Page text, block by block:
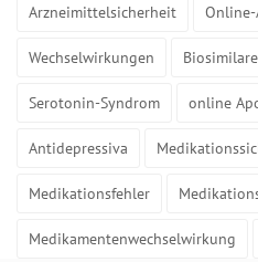
Arzneimittelsicherheit
Wechselwirkungen Biosimilare
Serotonin-Syndrom online
Antidepressiva
Medikationsfehler
Medikamentenwechselwirkung